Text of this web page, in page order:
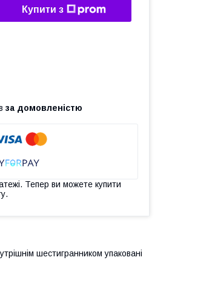
Купити з
за домовленістю
Тепер ви можете купити
шестигранником упаковані